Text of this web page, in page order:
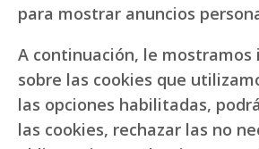
para mostrar anuncios
A continuación, le mostramos
sobre las cookies que
las opciones habilitadas,
las cookies, rechazar las no